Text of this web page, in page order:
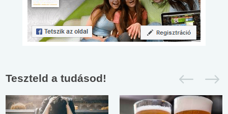
Teszteld a tudásod!